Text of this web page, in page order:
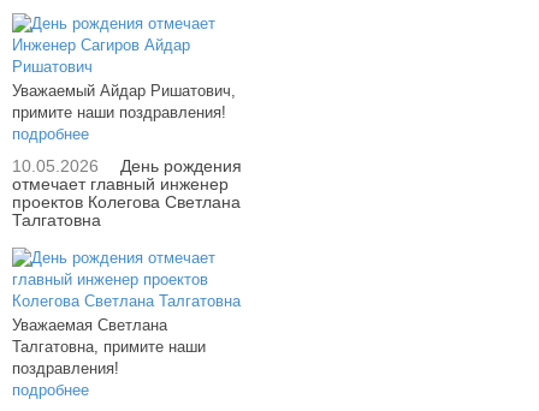
Уважаемый Айдар Ришатович,
примите наши поздравления!
подробнее
10.05.2026
День рождения
отмечает главный инженер
проектов Колегова Светлана
Талгатовна
Уважаемая Светлана
Талгатовна, примите наши
поздравления!
подробнее